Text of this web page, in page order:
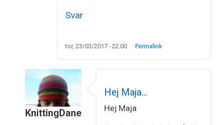
Svar
tor, 23/03/2017 - 22:00 Permalink
KnittingDane
Hej Maja…
Hej Maja